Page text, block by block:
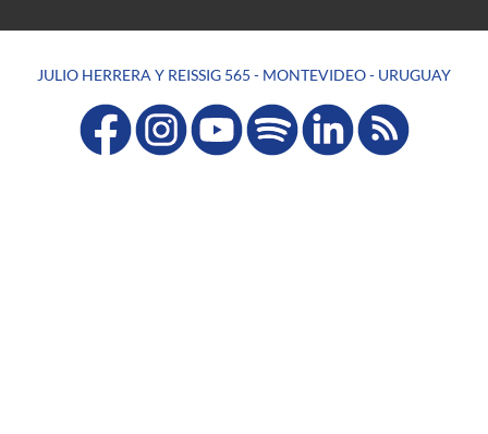
JULIO HERRERA Y REISSIG 565 - MONTEVIDEO - URUGUAY